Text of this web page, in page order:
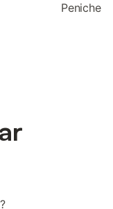
Peniche